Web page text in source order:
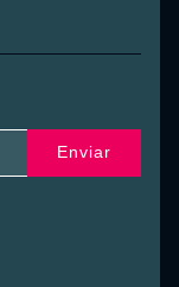
Enviar